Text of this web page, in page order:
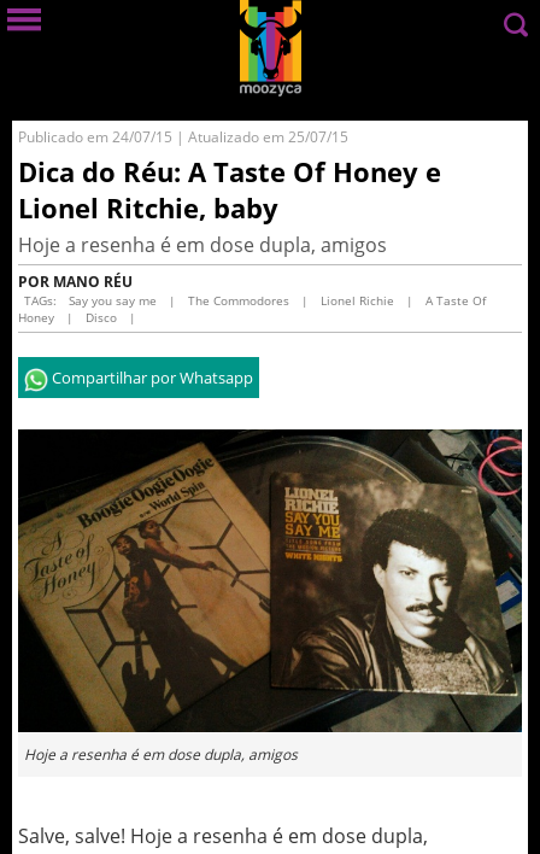
Publicado em 24/07/15 | Atualizado em 25/07/15
Dica do Réu: A Taste Of Honey e
Lionel Ritchie, baby
Hoje a resenha é em dose dupla, amigos
POR MANO RÉU
TAGs: Say you say me | The Commodores | Lionel Richie |
A Taste Of
Honey
| Disco |
Compartilhar por Whatsapp
Hoje a resenha é em dose dupla, amigos
Salve, salve! Hoje a resenha é em dose dupla,